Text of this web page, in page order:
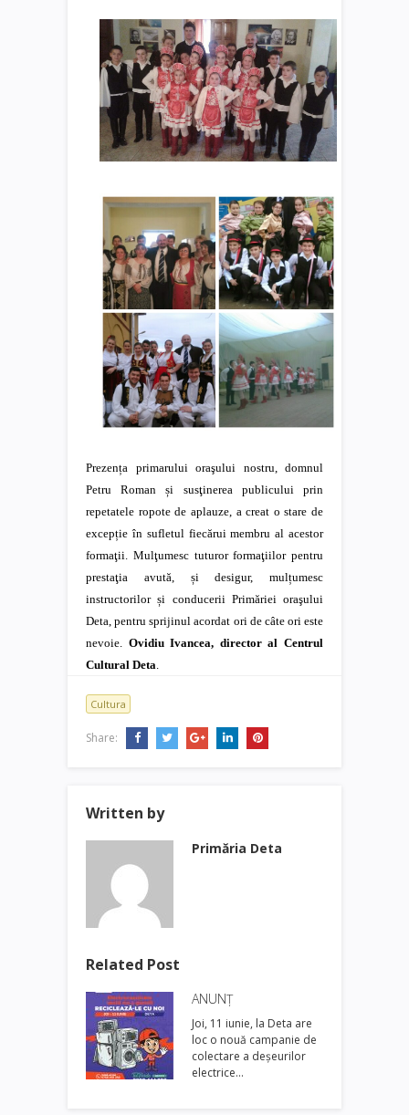
Prezența primarului oraşului nostru, domnul
Petru Roman și susţinerea publicului prin
repetatele ropote de aplauze, a creat o stare de
excepție în sufletul fiecărui membru al acestor
formaţii. Mulţumesc tuturor formaţiilor pentru
prestaţia avută, și desigur, mulțumesc
instructorilor și conducerii Primăriei oraşului
Deta, pentru sprijinul acordat ori de câte ori este
nevoie. Ovidiu Ivancea, director al Centrul
Cultural Deta
Cultura
Share:
Written by
Primăria Deta
Related Post
ANUNȚ
Joi, 11 iunie, la Deta are
loc o nouă campanie de
colectare a deșeurilor
electrice…